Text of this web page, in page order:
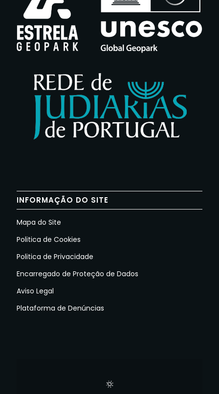
INFORMAÇÃO DO SITE
Mapa do Site
Politica de Cookies
Politica de Privacidade
Encarregado de Proteção de Dados
Aviso Legal
Plataforma de Denúncias